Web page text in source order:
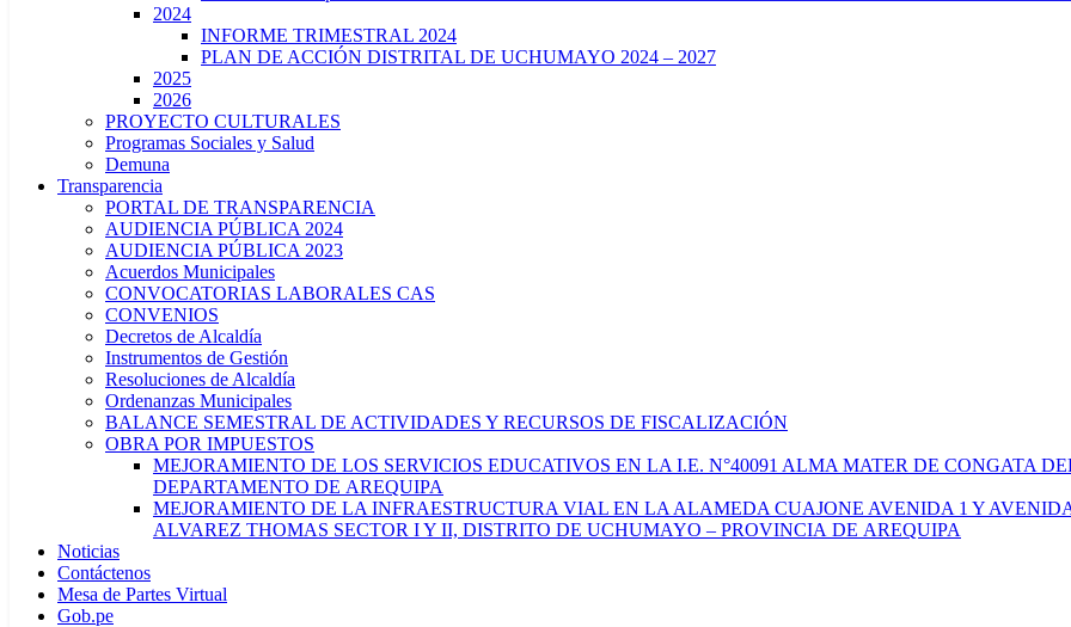
2024
INFORME TRIMESTRAL 2024
PLAN DE ACCIÓN DISTRITAL DE UCHUMAYO 2024 – 2027
2025
2026
PROYECTO CULTURALES
Programas Sociales y Salud
Demuna
Transparencia
PORTAL DE TRANSPARENCIA
AUDIENCIA PÚBLICA 2024
AUDIENCIA PÚBLICA 2023
Acuerdos Municipales
CONVOCATORIAS LABORALES CAS
CONVENIOS
Decretos de Alcaldía
Instrumentos de Gestión
Resoluciones de Alcaldía
Ordenanzas Municipales
BALANCE SEMESTRAL DE ACTIVIDADES Y RECURSOS DE FISCALIZACIÓN
OBRA POR IMPUESTOS
MEJORAMIENTO DE LOS SERVICIOS EDUCATIVOS EN LA I.E. N°40091 ALMA MATER DE CONGATA
DEPARTAMENTO DE AREQUIPA
MEJORAMIENTO DE LA INFRAESTRUCTURA VIAL EN LA ALAMEDA CUAJONE AVENIDA 1 Y
ALVAREZ THOMAS SECTOR I Y II, DISTRITO DE UCHUMAYO – PROVINCIA DE AREQUIPA
Noticias
Contáctenos
Mesa de Partes Virtual
Gob.pe